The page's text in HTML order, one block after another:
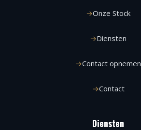
Onze Stock
Diensten
Contact opnemen
Contact
Diensten